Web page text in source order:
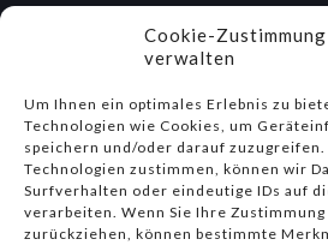
Cookie-Zustimmung
verwalten
Um Ihnen ein optimales Erlebnis zu
Technologien wie Cookies, um
speichern und/oder darauf zuzugreifen.
Technologien zustimmen, können wir
Surfverhalten oder eindeutige IDs auf
verarbeiten. Wenn Sie Ihre
zurückziehen, können bestimmte
Search